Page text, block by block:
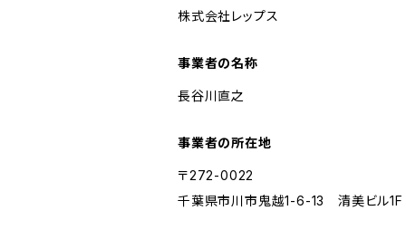
株式会社レップス
事業者の名称
長谷川直之
事業者の所在地
〒272-0022
千葉県市川市鬼越1-6-13 清美ビル1F